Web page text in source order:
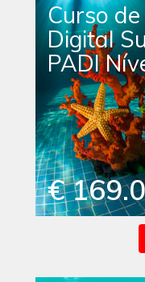
Curso
Digital
PADI
€